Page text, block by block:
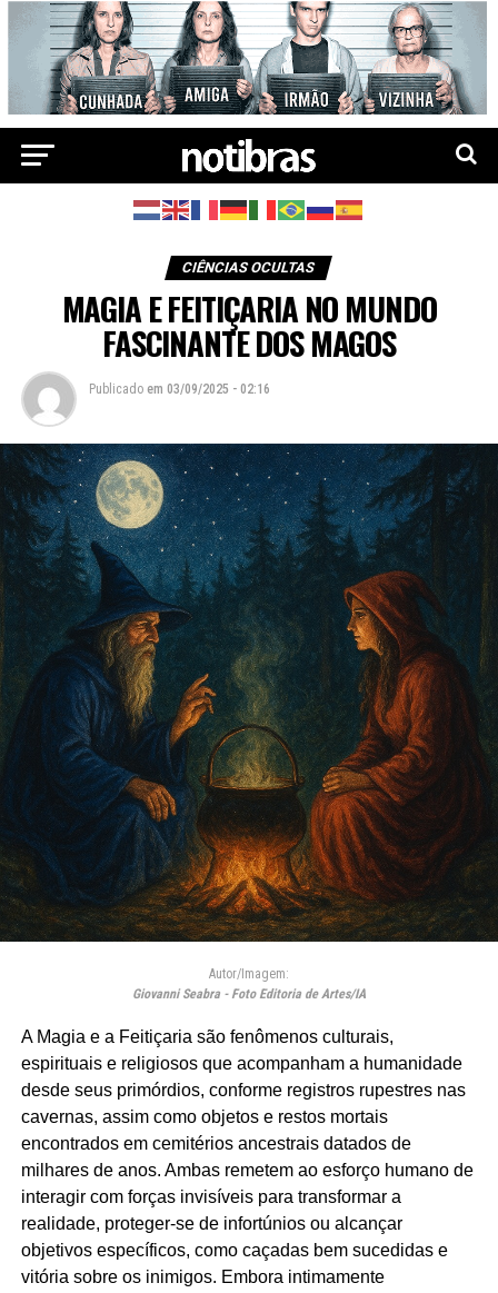
CIÊNCIAS OCULTAS
MAGIA E FEITIÇARIA NO MUNDO
FASCINANTE DOS MAGOS
Publicado em 03/09/2025 - 02:16
Autor/Imagem:
Giovanni Seabra - Foto Editoria de Artes/IA
A Magia e a Feitiçaria são fenômenos culturais,
espirituais e religiosos que acompanham a humanidade
desde seus primórdios, conforme registros rupestres nas
cavernas, assim como objetos e restos mortais
encontrados em cemitérios ancestrais datados de
milhares de anos. Ambas remetem ao esforço humano de
interagir com forças invisíveis para transformar a
realidade, proteger-se de infortúnios ou alcançar
objetivos específicos, como caçadas bem sucedidas e
vitória sobre os inimigos. Embora intimamente